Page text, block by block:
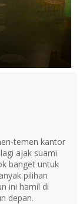
temen kantor
ajak suami
banget untuk
pilihan
ini hamil di
depan.